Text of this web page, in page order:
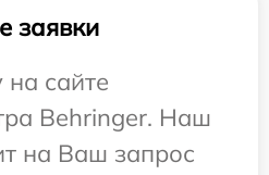
заявки
на сайте
Behringer. Наш
на Ваш запрос